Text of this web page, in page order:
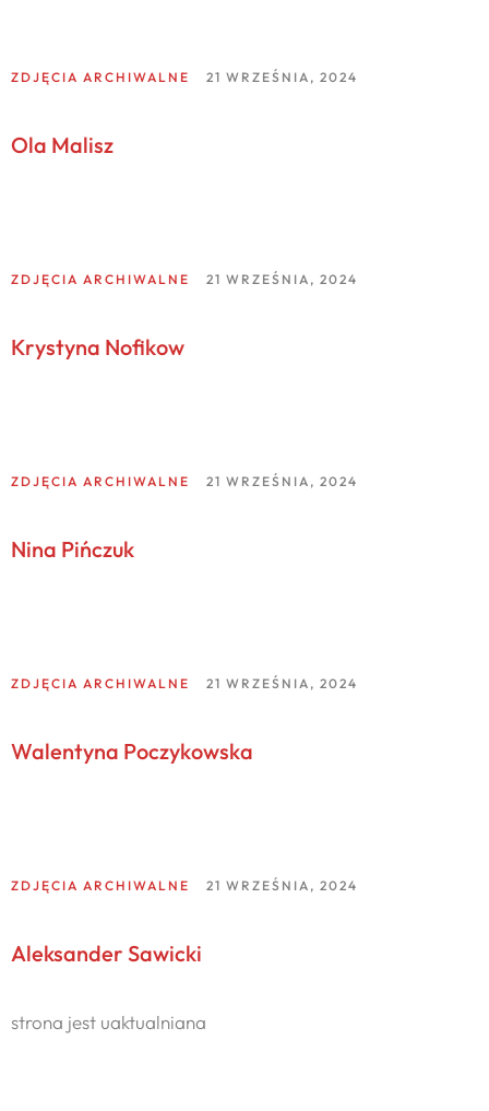
ZDJĘCIA ARCHIWALNE 21 WRZEŚNIA, 2024
Ola Malisz
ZDJĘCIA ARCHIWALNE 21 WRZEŚNIA, 2024
Krystyna Nofikow
ZDJĘCIA ARCHIWALNE 21 WRZEŚNIA, 2024
Nina Pińczuk
ZDJĘCIA ARCHIWALNE 21 WRZEŚNIA, 2024
Walentyna Poczykowska
ZDJĘCIA ARCHIWALNE 21 WRZEŚNIA, 2024
Aleksander Sawicki
strona jest uaktualniana